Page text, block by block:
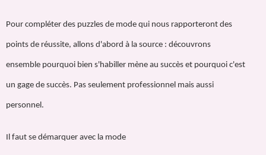
Pour compléter des puzzles de mode qui nous rapporteront des
points de réussite, allons d'abord à la source : découvrons
ensemble pourquoi bien s'habiller mène au succès et pourquoi c'est
un gage de succès. Pas seulement professionnel mais aussi
personnel.
Il faut se démarquer avec la mode